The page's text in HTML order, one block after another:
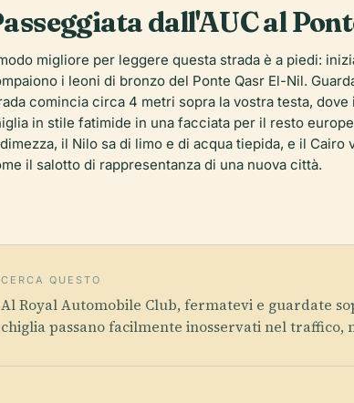
dall'AUC al
migliore per leggere questa strada è a piedi:
i leoni di bronzo del Ponte Qasr El-Nil.
comincia circa 4 metri sopra la vostra testa,
in stile fatimide in una facciata per il resto
il Nilo sa di limo e di acqua tiepida, e il
il salotto di rappresentanza di una nuova città.
CERCA QUESTO
Al Royal Automobile Club, fermatevi e guardate
chiglia passano facilmente inosservati nel